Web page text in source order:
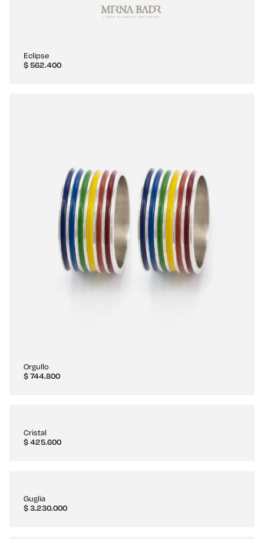
Eclipse
$562.400
Orgullo
$744.800
Cristal
$425.600
Guglia
$3.230.000